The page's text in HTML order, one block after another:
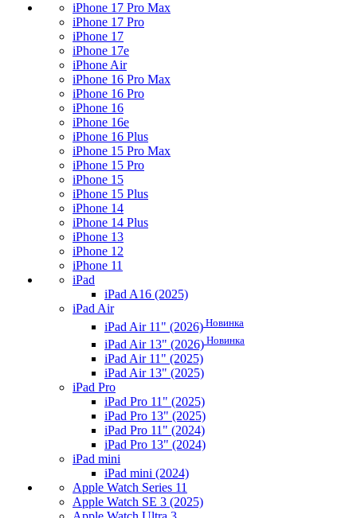
iPhone 17 Pro Max
iPhone 17 Pro
iPhone 17
iPhone 17e
iPhone Air
iPhone 16 Pro Max
iPhone 16 Pro
iPhone 16
iPhone 16e
iPhone 16 Plus
iPhone 15 Pro Max
iPhone 15 Pro
iPhone 15
iPhone 15 Plus
iPhone 14
iPhone 14 Plus
iPhone 13
iPhone 12
iPhone 11
iPad
iPad A16 (2025)
iPad Air
iPad Air 11" (2026) Новинка
iPad Air 13" (2026) Новинка
iPad Air 11" (2025)
iPad Air 13" (2025)
iPad Pro
iPad Pro 11" (2025)
iPad Pro 13" (2025)
iPad Pro 11" (2024)
iPad Pro 13" (2024)
iPad mini
iPad mini (2024)
Apple Watch Series 11
Apple Watch SE 3 (2025)